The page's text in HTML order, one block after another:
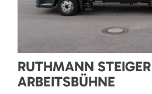
RUTHMANN
ARBEITSBÜHNE